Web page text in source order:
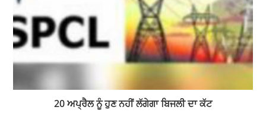
20 ਅਪ੍ਰੈਲ ਨੂੰ ਹੁਣ ਨਹੀਂ ਲੱਗੇਗਾ ਬਿਜਲੀ ਦਾ ਕੱਟ